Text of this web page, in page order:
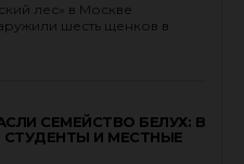
лес» в Москве
шесть щенков в
СЕМЕЙСТВО БЕЛУХ: В
И МЕСТНЫЕ